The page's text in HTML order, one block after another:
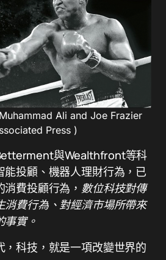
Ali and Joe Frazier
Press )
與Wealthfront等科
能投顧、機器人理財行為，已
費投顧行為， 數位科技對傳
消費行為、對經濟市場所帶來
事實。
，科技，就是一項改變世界的